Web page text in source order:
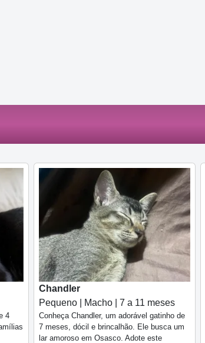
4
Chandler
Pequeno | Macho | 7 a 11 meses
Conheça Chandler, um adorável gatinho de
7 meses, dócil e brincalhão. Ele busca um
lar amoroso em Osasco. Adote este